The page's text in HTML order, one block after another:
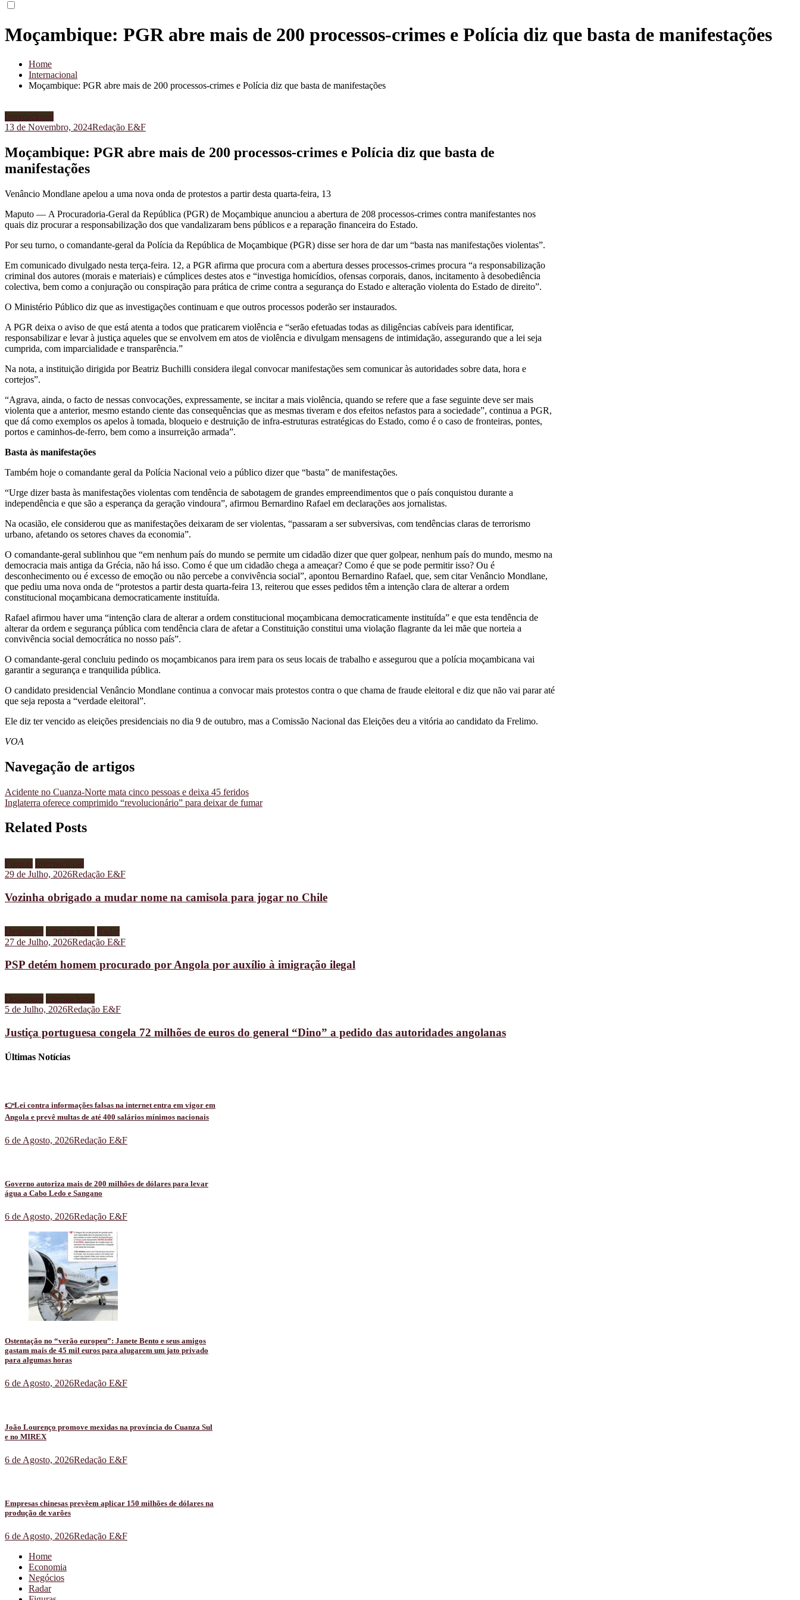
Moçambique: PGR abre mais de 200 processos-crimes e Polícia diz que basta de manifestações
Home
Internacional
Moçambique: PGR abre mais de 200 processos-crimes e Polícia diz que basta de manifestações
Internacional
13 de Novembro, 2024Redação E&F
Moçambique: PGR abre mais de 200 processos-crimes e Polícia diz que basta de
manifestações
Venâncio Mondlane apelou a uma nova onda de protestos a partir desta quarta-feira, 13
Maputo — A Procuradoria-Geral da República (PGR) de Moçambique anunciou a abertura de 208 processos-crimes contra manifestantes nos
quais diz procurar a responsabilização dos que vandalizaram bens públicos e a reparação financeira do Estado.
Por seu turno, o comandante-geral da Polícia da República de Moçambique (PGR) disse ser hora de dar um “basta nas manifestações violentas”.
Em comunicado divulgado nesta terça-feira. 12, a PGR afirma que procura com a abertura desses processos-crimes procura “a responsabilização
criminal dos autores (morais e materiais) e cúmplices destes atos e “investiga homicídios, ofensas corporais, danos, incitamento à desobediência
colectiva, bem como a conjuração ou conspiração para prática de crime contra a segurança do Estado e alteração violenta do Estado de direito”.
O Ministério Público diz que as investigações continuam e que outros processos poderão ser instaurados.
A PGR deixa o aviso de que está atenta a todos que praticarem violência e “serão efetuadas todas as diligências cabíveis para identificar,
responsabilizar e levar à justiça aqueles que se envolvem em atos de violência e divulgam mensagens de intimidação, assegurando que a lei seja
cumprida, com imparcialidade e transparência.”
Na nota, a instituição dirigida por Beatriz Buchilli considera ilegal convocar manifestações sem comunicar às autoridades sobre data, hora e
cortejos”.
“Agrava, ainda, o facto de nessas convocações, expressamente, se incitar a mais violência, quando se refere que a fase seguinte deve ser mais
violenta que a anterior, mesmo estando ciente das consequências que as mesmas tiveram e dos efeitos nefastos para a sociedade”, continua a PGR,
que dá como exemplos os apelos à tomada, bloqueio e destruição de infra-estruturas estratégicas do Estado, como é o caso de fronteiras, pontes,
portos e caminhos-de-ferro, bem como a insurreição armada”.
Basta às manifestações
Também hoje o comandante geral da Polícia Nacional veio a público dizer que “basta” de manifestações.
“Urge dizer basta às manifestações violentas com tendência de sabotagem de grandes empreendimentos que o país conquistou durante a
independência e que são a esperança da geração vindoura”, afirmou Bernardino Rafael em declarações aos jornalistas.
Na ocasião, ele considerou que as manifestações deixaram de ser violentas, “passaram a ser subversivas, com tendências claras de terrorismo
urbano, afetando os setores chaves da economia”.
O comandante-geral sublinhou que “em nenhum país do mundo se permite um cidadão dizer que quer golpear, nenhum país do mundo, mesmo na
democracia mais antiga da Grécia, não há isso. Como é que um cidadão chega a ameaçar? Como é que se pode permitir isso? Ou é
desconhecimento ou é excesso de emoção ou não percebe a convivência social”, apontou Bernardino Rafael, que, sem citar Venâncio Mondlane,
que pediu uma nova onda de “protestos a partir desta quarta-feira 13, reiterou que esses pedidos têm a intenção clara de alterar a ordem
constitucional moçambicana democraticamente instituída.
Rafael afirmou haver uma “intenção clara de alterar a ordem constitucional moçambicana democraticamente instituída” e que esta tendência de
alterar da ordem e segurança pública com tendência clara de afetar a Constituição constitui uma violação flagrante da lei mãe que norteia a
convivência social democrática no nosso país”.
O comandante-geral concluiu pedindo os moçambicanos para irem para os seus locais de trabalho e assegurou que a polícia moçambicana vai
garantir a segurança e tranquilida pública.
O candidato presidencial Venâncio Mondlane continua a convocar mais protestos contra o que chama de fraude eleitoral e diz que não vai parar até
que seja reposta a “verdade eleitoral”.
Ele diz ter vencido as eleições presidenciais no dia 9 de outubro, mas a Comissão Nacional das Eleições deu a vitória ao candidato da Frelimo.
VOA
Navegação de artigos
Acidente no Cuanza-Norte mata cinco pessoas e deixa 45 feridos
Inglaterra oferece comprimido “revolucionário” para deixar de fumar
Related Posts
Figuras Internacional
29 de Julho, 2026Redação E&F
Vozinha obrigado a mudar nome na camisola para jogar no Chile
Destaques Internacional
Radar
27 de Julho, 2026Redação E&F
PSP detém homem procurado por Angola por auxílio à imigração ilegal
Destaques Internacional
5 de Julho, 2026Redação E&F
Justiça portuguesa congela 72 milhões de euros do general “Dino” a pedido das autoridades angolanas
Últimas Notícias
👉Lei contra informações falsas na internet entra em vigor em
Angola e prevê multas de até 400 salários mínimos nacionais
6 de Agosto, 2026Redação E&F
Governo autoriza mais de 200 milhões de dólares para levar
água a Cabo Ledo e Sangano
6 de Agosto, 2026Redação E&F
Ostentação no “verão europeu”: Janete Bento e seus amigos
gastam mais de 45 mil euros para alugarem um jato privado
para algumas horas
6 de Agosto, 2026Redação E&F
João Lourenço promove mexidas na província do Cuanza Sul
e no MIREX
6 de Agosto, 2026Redação E&F
Empresas chinesas prevêem aplicar 150 milhões de dólares na
produção de varões
6 de Agosto, 2026Redação E&F
Home
Economia
Negócios
Radar